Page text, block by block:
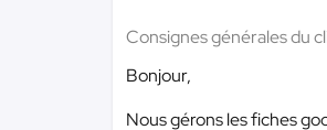
Consignes générales du
Bonjour,
Nous gérons les fiches